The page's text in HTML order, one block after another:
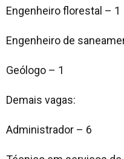
Engenheiro florestal – 1
Engenheiro de
Geólogo – 1
Demais vagas:
Administrador – 6